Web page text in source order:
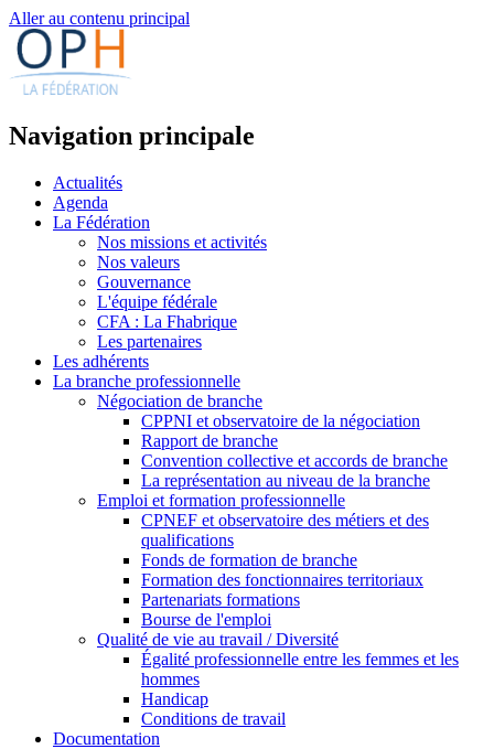
Aller au contenu principal
Navigation principale
Actualités
Agenda
La Fédération
Nos missions et activités
Nos valeurs
Gouvernance
L'équipe fédérale
CFA : La Fhabrique
Les partenaires
Les adhérents
La branche professionnelle
Négociation de branche
CPPNI et observatoire de la négociation
Rapport de branche
Convention collective et accords de branche
La représentation au niveau de la branche
Emploi et formation professionnelle
CPNEF et observatoire des métiers et des
qualifications
Fonds de formation de branche
Formation des fonctionnaires territoriaux
Partenariats formations
Bourse de l'emploi
Qualité de vie au travail / Diversité
Égalité professionnelle entre les femmes et les
hommes
Handicap
Conditions de travail
Documentation